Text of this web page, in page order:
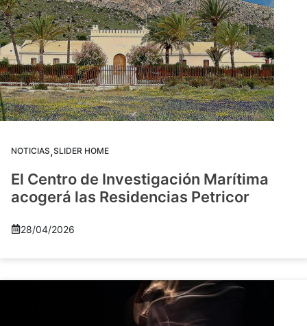
NOTICIAS,SLIDER HOME
El Centro de Investigación Marítima
acogerá las Residencias Petricor
28/04/2026